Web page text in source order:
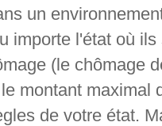
un
importe l'état où
(le chômage
montant maximal
de votre état.